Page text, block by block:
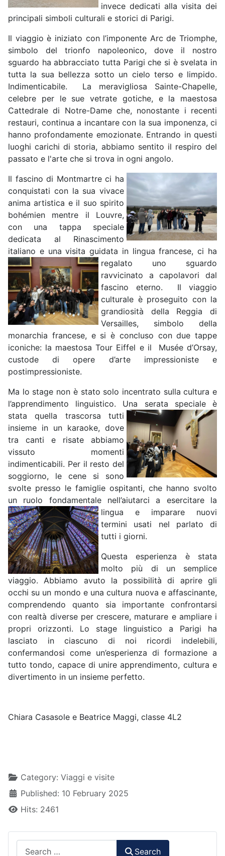
invece dedicati alla visita dei
principali simboli culturali e storici di Parigi.
Il viaggio è iniziato con l’imponente Arc de Triomphe,
simbolo del trionfo napoleonico, dove il nostro
sguardo ha abbracciato tutta Parigi che si è svelata in
tutta la sua bellezza sotto un cielo terso e limpido.
Indimenticabile. La meravigliosa Sainte-Chapelle,
celebre per le sue vetrate gotiche, e la maestosa
Cattedrale di Notre-Dame che, nonostante i recenti
restauri, continua a incantare con la sua imponenza, ci
hanno profondamente emozionate. Entrando in questi
luoghi carichi di storia, abbiamo sentito il respiro del
passato e l'arte che si trova in ogni angolo.
Il fascino di Montmartre ci ha
conquistati con la sua vivace
anima artistica e il suo spirito
bohémien mentre il Louvre,
con una tappa speciale
dedicata al Rinascimento
italiano e una visita guidata in lingua francese, ci ha
regalato uno sguardo
ravvicinato a capolavori dal
fascino eterno. Il viaggio
culturale è proseguito con la
grandiosità della Reggia di
Versailles, simbolo della
monarchia francese, e si è concluso con due tappe
iconiche: la maestosa Tour Eiffel e il Musée d’Orsay,
custode di opere d’arte impressioniste e
postimpressioniste.
Ma lo stage non è stato solo incentrato sulla cultura e
l’apprendimento linguistico. Una serata speciale è
stata quella trascorsa tutti
insieme in un karaoke, dove
tra canti e risate abbiamo
vissuto momenti
indimenticabili. Per il resto del
soggiorno, le cene si sono
svolte presso le famiglie ospitanti, che hanno svolto
un ruolo fondamentale nell’aiutarci a esercitare la
lingua e imparare nuovi
termini usati nel parlato di
tutti i giorni.
Questa esperienza è stata
molto più di un semplice
viaggio. Abbiamo avuto la possibilità di aprire gli
occhi su un mondo e una cultura nuova e affascinante,
comprendendo quanto sia importante confrontarsi
con realtà diverse per crescere, maturare e ampliare i
propri orizzonti. Lo stage linguistico a Parigi ha
lasciato in ciascuno di noi ricordi indelebili,
confermandosi come un’esperienza di formazione a
tutto tondo, capace di unire apprendimento, cultura e
divertimento in un insieme perfetto.
Chiara Casasole e Beatrice Maggi, classe 4L2
DetailsCategory: Viaggi e visite
Published: 10 February 2025
Hits: 2461
Search